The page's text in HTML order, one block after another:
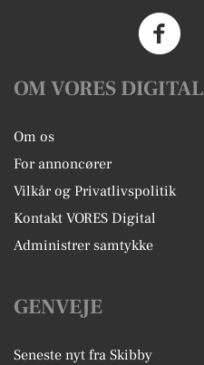
OM VORES DIGITAL
Om os
For annoncører
Vilkår og Privatlivspolitik
Kontakt VORES Digital
Administrer samtykke
GENVEJE
Seneste nyt fra Skibby